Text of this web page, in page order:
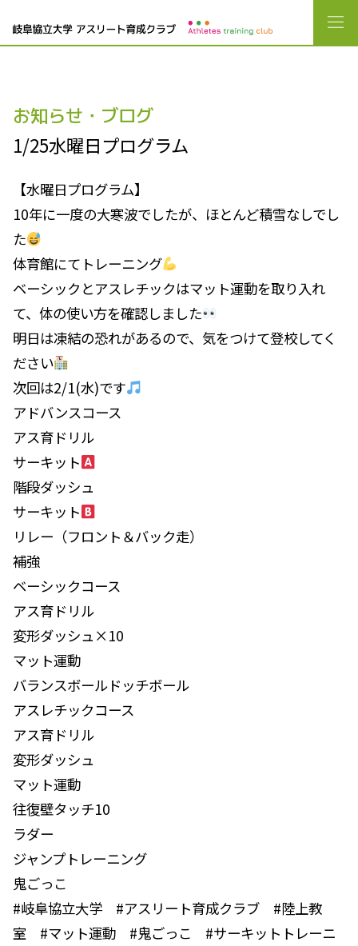
お知らせ・ブログ
1/25水曜日プログラム
【水曜日プログラム】
10年に一度の大寒波でしたが、ほとんど積雪なしでし
た
体育館にてトレーニング
ベーシックとアスレチックはマット運動を取り入れ
て、体の使い方を確認しました
明日は凍結の恐れがあるので、気をつけて登校してく
ださい
次回は2/1(水)です
アドバンスコース
アス育ドリル
サーキット
階段ダッシュ
サーキット
リレー（フロント＆バック走）
補強
ベーシックコース
アス育ドリル
変形ダッシュ×10
マット運動
バランスボールドッチボール
アスレチックコース
アス育ドリル
変形ダッシュ
マット運動
往復壁タッチ10
ラダー
ジャンプトレーニング
鬼ごっこ
#岐阜協立大学 #アスリート育成クラブ #陸上教
室 #マット運動 #鬼ごっこ #サーキットトレーニ